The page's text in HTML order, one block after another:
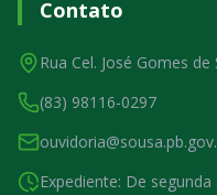
Contato
Rua Cel. José Gomes
(83) 98116-0297
Expediente: De